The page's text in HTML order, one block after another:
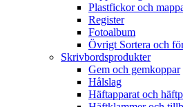
Plastfickor och
Register
Fotoalbum
Övrigt Sortera och
Skrivbordsprodukter
Gem och gemkoppar
Hålslag
Häftapparat och